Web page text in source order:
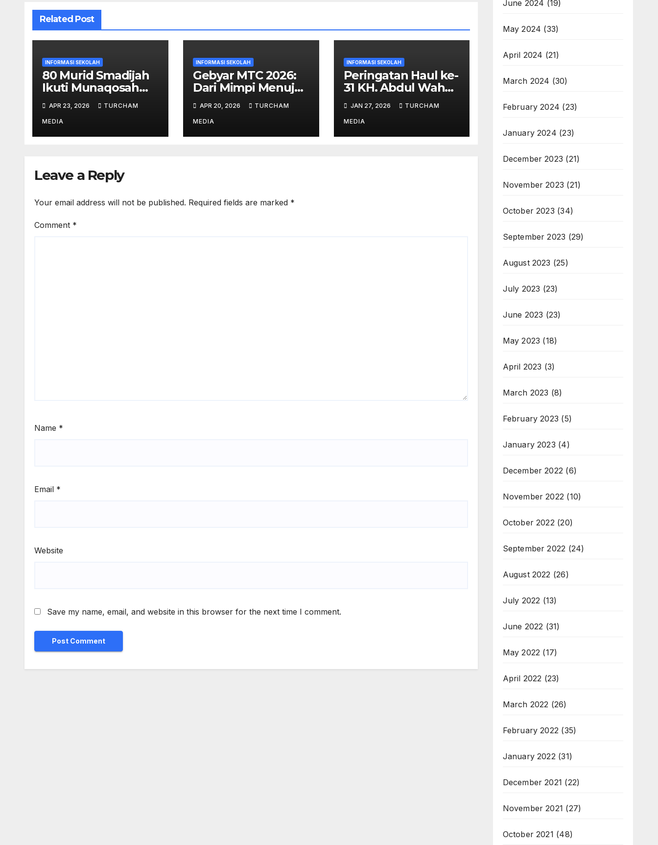
Related Post
INFORMASI SEKOLAH
80 Murid Smadijah
Ikuti Munaqosah
Tartil Tingkat
Yayasan Khadijah
APR 23, 2026 TURCHAM
MEDIA
INFORMASI SEKOLAH
Gebyar MTC 2026:
Dari Mimpi Menuju
Prestasi
APR 20, 2026 TURCHAM
MEDIA
INFORMASI SEKOLAH
Peringatan Haul ke-
31 KH. Abdul Wahab
Turcham
JAN 27, 2026 TURCHAM
MEDIA
Leave a Reply
Your email address will not be published. Required fields are marked *
Comment *
Name *
Email *
Website
Save my name, email, and website in this browser for the next time I comment.
June 2024 (19)
May 2024 (33)
April 2024 (21)
March 2024 (30)
February 2024 (23)
January 2024 (23)
December 2023 (21)
November 2023 (21)
October 2023 (34)
September 2023 (29)
August 2023 (25)
July 2023 (23)
June 2023 (23)
May 2023 (18)
April 2023 (3)
March 2023 (8)
February 2023 (5)
January 2023 (4)
December 2022 (6)
November 2022 (10)
October 2022(20)
September 2022 (24)
August 2022 (26)
July 2022 (13)
June 2022 (31)
May 2022 (17)
April 2022 (23)
March 2022 (26)
February 2022 (35)
January 2022(31)
December 2021 (22)
November 2021 (27)
October 2021 (48)